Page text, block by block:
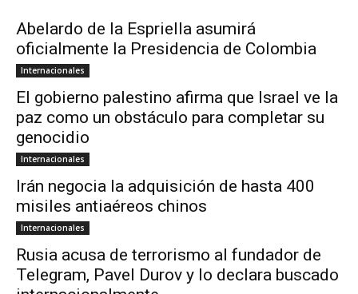
Abelardo de la Espriella asumirá
oficialmente la Presidencia de Colombia
Internacionales
El gobierno palestino afirma que Israel ve la
paz como un obstáculo para completar su
genocidio
Internacionales
Irán negocia la adquisición de hasta 400
misiles antiaéreos chinos
Internacionales
Rusia acusa de terrorismo al fundador de
Telegram, Pavel Durov y lo declara buscado